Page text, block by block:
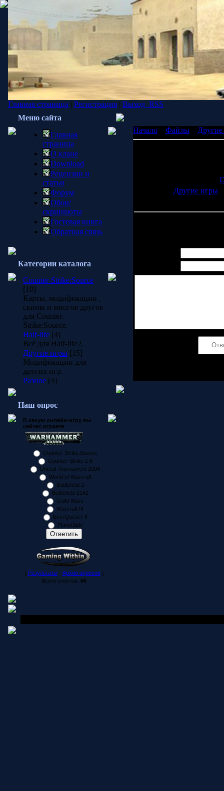
Главная страница | Регистрация | Выход RSS
Меню сайта
Главная
страница
О клане
Download
Рецензии и
статьи
Форум
Обои/
скриншоты
Гостевая книга
Обратная связь
Категории каталога
Counter-Strike:Source
[10]
Карты, модификации ,
скины и многое другое
для Counter-
Strike:Source.
Half-life [4]
Всё для Half-life2.
Другие игры [15]
Модификации для
других игр.
Разное [3]
Наш опрос
В какую онлайн-игру вы
сейчас играете
Counter-Strike:Source
Counter-Strike 1.6
Unreal Tournament 2004
World of Warcraft
Battlefield 2
Battlefield 2142
Guild Wars
Warcraft III
EverQuest I-II
PlanetSide
[ Результаты· Архив опросов]
Всего ответов: 66
Начало Файлы
Другие игры